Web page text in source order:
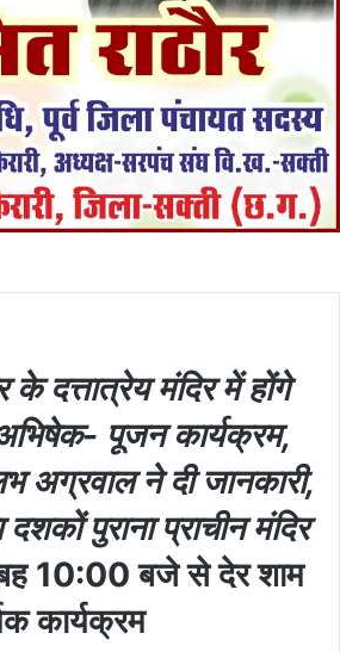
के दत्तात्रेय मंदिर में होंगे
अभिषेक- पूजन कार्यक्रम,
अग्रवाल ने दी जानकारी,
दशकों पुराना प्राचीन मंदिर
10:00 बजे से देर शाम
कार्यक्रम